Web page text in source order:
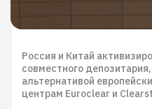
Россия и Китай
совместного
альтернативой
центрам Euroclear и